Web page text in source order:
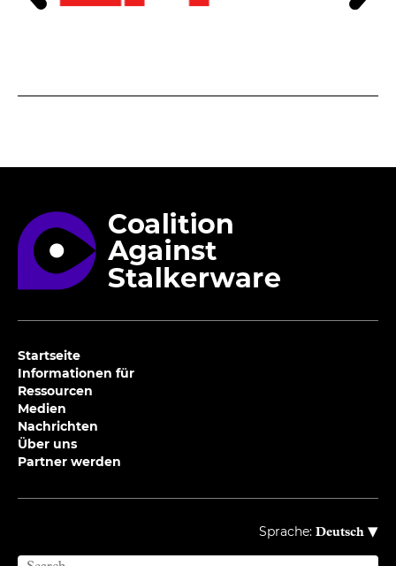
Startseite
Informationen für
Ressourcen
Medien
Nachrichten
Über uns
Partner werden
Sprache: Deutsch ▾